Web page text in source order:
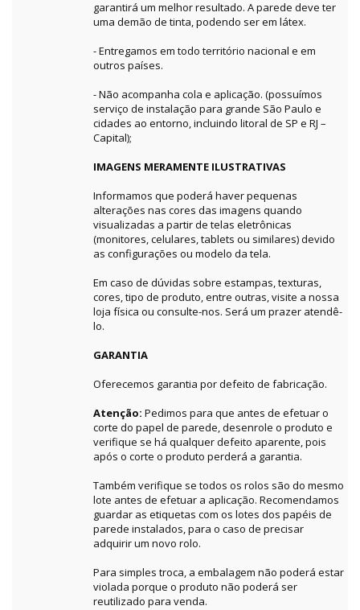
garantirá um melhor resultado. A parede deve ter
uma demão de tinta, podendo ser em látex.
- Entregamos em todo território nacional e em
outros países.
- Não acompanha cola e aplicação. (possuímos
serviço de instalação para grande São Paulo e
cidades ao entorno, incluindo litoral de SP e RJ –
Capital);
IMAGENS MERAMENTE ILUSTRATIVAS
Informamos que poderá haver pequenas
alterações nas cores das imagens quando
visualizadas a partir de telas eletrônicas
(monitores, celulares, tablets ou similares) devido
as configurações ou modelo da tela.
Em caso de dúvidas sobre estampas, texturas,
cores, tipo de produto, entre outras, visite a nossa
loja física ou consulte-nos. Será um prazer atendê-
lo.
GARANTIA
Oferecemos garantia por defeito de fabricação.
Atenção: Pedimos para que antes de efetuar o
corte do papel de parede, desenrole o produto e
verifique se há qualquer defeito aparente, pois
após o corte o produto perderá a garantia.
Também verifique se todos os rolos são do mesmo
lote antes de efetuar a aplicação. Recomendamos
guardar as etiquetas com os lotes dos papéis de
parede instalados, para o caso de precisar
adquirir um novo rolo.
Para simples troca, a embalagem não poderá estar
violada porque o produto não poderá ser
reutilizado para venda.